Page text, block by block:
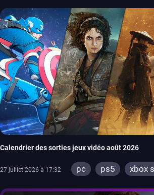
Calendrier des sorties jeux vidéo août 2026
27 juillet 2026 à 17:32 pc ps5 xbox